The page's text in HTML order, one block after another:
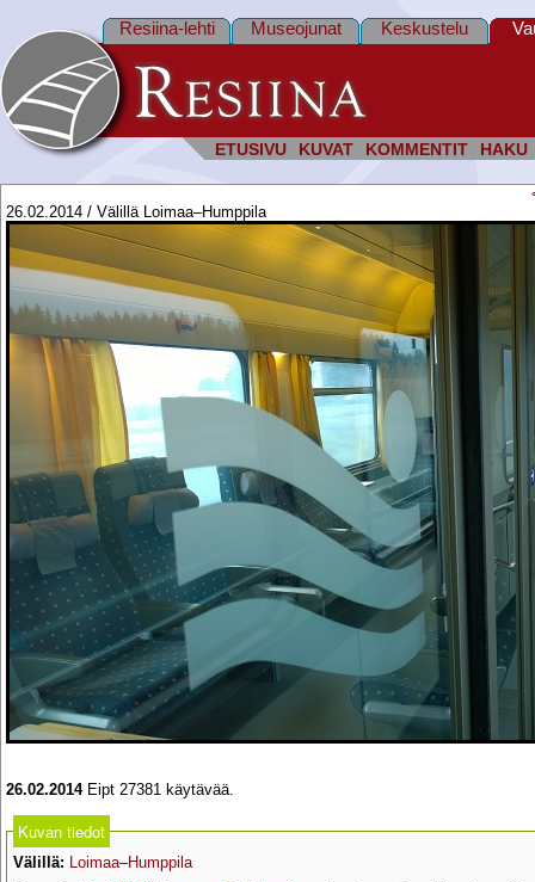
ETUSIVU KUVAT KOMMENTIT HAKU
Resiina-lehti Museojunat Keskustelu
26.02.2014 / Välillä Loimaa–Humppila
26.02.2014Eipt 27381 käytävää.
Kuvan tiedot
Välillä: Loimaa–Humppila